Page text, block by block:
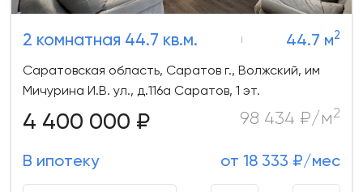
2 комнатная 44.7 кв.м. 44.7 м2
Саратовская область, Саратов г., Волжский, им
Мичурина И.В. ул., д.116а Саратов, 1 эт.
4 400 000 ₽ 98 434 ₽/м2
В ипотеку от 18 333 ₽/мес